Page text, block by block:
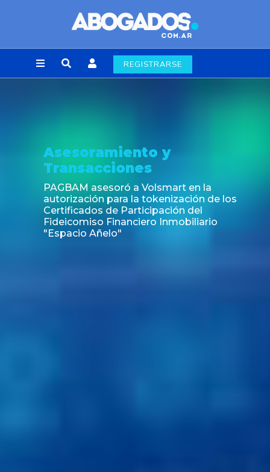
REGISTRARSE
Asesoramiento y
Transacciones
PAGBAM asesoró a Volsmart en la
autorización para la tokenización de los
Certificados de Participación del
Fideicomiso Financiero Inmobiliario
"Espacio Añelo"